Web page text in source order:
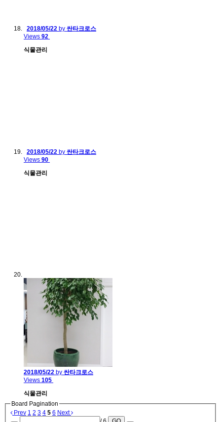
2018/05/22 by 싼타크로스
Views 92
식물관리
2018/05/22 by 싼타크로스
Views 90
식물관리
2018/05/22 by 싼타크로스
Views 105
식물관리
Board Pagination
Prev 1 2 3 4 5 6 Next